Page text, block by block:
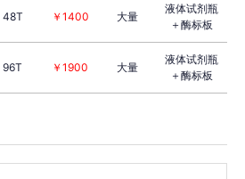
48T ￥1400 大量
液体试剂瓶
＋酶标板
96T ￥1900 大量
液体试剂瓶
＋酶标板